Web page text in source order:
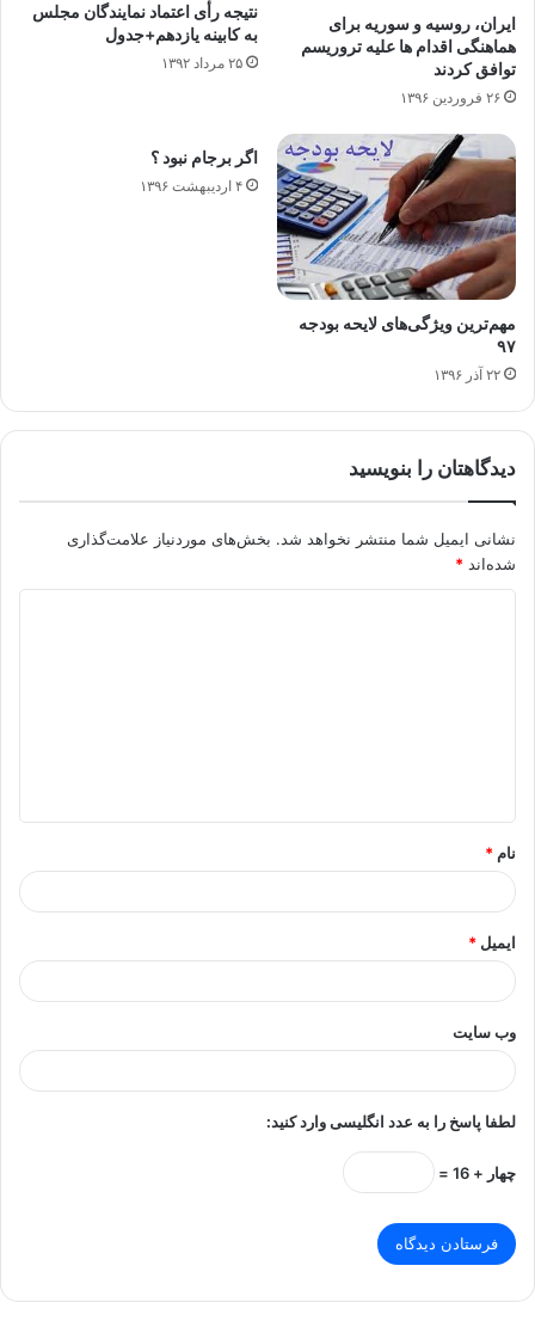
ایران، روسیه و سوریه برای
هماهنگی اقدام ها علیه تروریسم
توافق کردند
۲۶ فروردین ۱۳۹۶
نتیجه رأی اعتماد نمایندگان مجلس
به کابینه یازدهم+جدول
۲۵ مرداد ۱۳۹۲
مهم‌ترین ویژگی‌های لایحه بودجه
۹۷
۲۲ آذر ۱۳۹۶
اگر برجام نبود ؟
۴ اردیبهشت ۱۳۹۶
دیدگاهتان را بنویسید
نشانی ایمیل شما منتشر نخواهد شد. بخش‌های موردنیاز علامت‌گذاری
شده‌اند *
*
نام *
ایمیل *
وب‌ سایت
لطفا پاسخ را به عدد انگلیسی وارد کنید:
چهار + 16 =